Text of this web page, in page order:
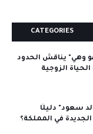
CATEGORIES
وهي" يناقش الحدود
الزوجية
سعود" دليلًا
في المملكة؟